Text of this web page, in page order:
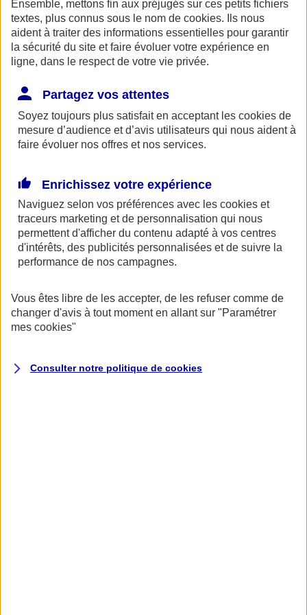
AXA Entraide met à votre disposition, ainsi qu'à celle de vos
proches une ligne de soutien psychologique. Ce service gratuit est
accessible 24h/24 au 0800 77 88 95.
Espace Client
Fermer le bandeau d'alerte
Ensemble, mettons fin aux préjugés sur ces petits fichiers
textes, plus connus sous le nom de cookies. Ils nous
aident à traiter des informations essentielles pour garantir
la sécurité du site et faire évoluer votre expérience en
ligne, dans le respect de votre vie privée.
Partagez vos attentes
Soyez toujours plus satisfait en acceptant les cookies de
mesure d’audience et d’avis utilisateurs qui nous aident à
faire évoluer nos offres et nos services.
Enrichissez votre expérience
Naviguez selon vos préférences avec les cookies et
traceurs marketing et de personnalisation qui nous
permettent d'afficher du contenu adapté à vos centres
d'intérêts, des publicités personnalisées et de suivre la
performance de nos campagnes.
Vous êtes libre de les accepter, de les refuser comme de
changer d'avis à tout moment en allant sur "Paramétrer
mes cookies"
Consulter notre politique de cookies